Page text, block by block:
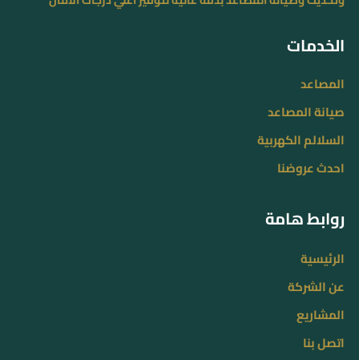
الخدمات
المصاعد
صيانة المصاعد
السلالم الكهربية
احدث عروضنا
روابط هامة
الرئيسية
عن الشركة
المشاريع
اتصل بنا